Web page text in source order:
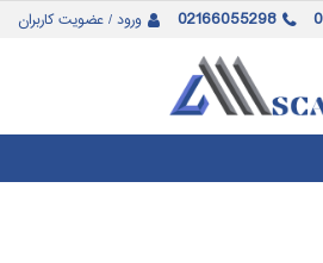
ورود / عضویت کاربران 02166055298